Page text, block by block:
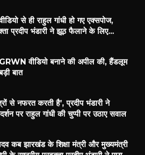
से ही राहुल गांधी हो गए एक्सपोज,
प्रदीप भंडारी ने झूठ फैलाने के लिए...
वीडियो बनाने की अपील की, हैंडलूम
बात
से नफरत करती है’, प्रदीप भंडारी ने
पर राहुल गांधी की चुप्पी पर उठाए सवाल
कब झारखंड के शिक्षा मंत्री और मुख्यमंत्री